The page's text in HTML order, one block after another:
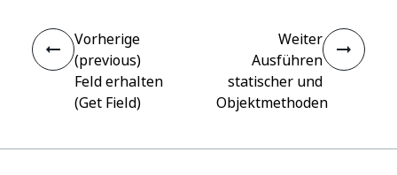
Vorherige
(previous)
Feld erhalten
(Get Field)
Weiter
Ausführen
statischer und
Objektmethoden